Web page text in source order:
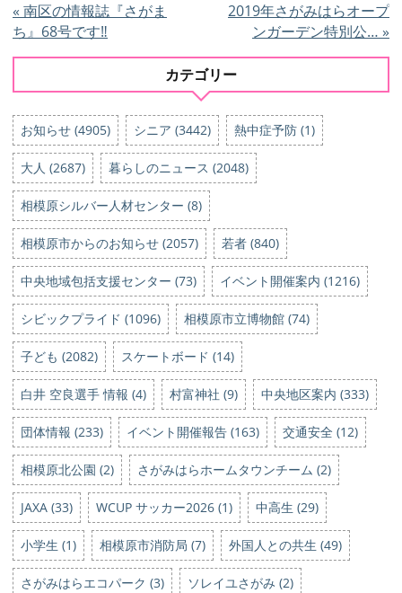
« 南区の情報誌『さがま
ち』68号です‼
2019年さがみはらオープ
ンガーデン特別公… »
カテゴリー
お知らせ (4905) シニア (3442) 熱中症予防 (1)
大人 (2687) 暮らしのニュース (2048)
相模原シルバー人材センター (8)
相模原市からのお知らせ (2057) 若者 (840)
中央地域包括支援センター (73) イベント開催案内 (1216)
シビックプライド (1096) 相模原市立博物館 (74)
子ども (2082) スケートボード (14)
白井 空良選手 情報 (4) 村富神社 (9) 中央地区案内 (333)
団体情報 (233) イベント開催報告 (163) 交通安全 (12)
相模原北公園 (2) さがみはらホームタウンチーム (2)
JAXA (33) WCUP サッカー2026 (1) 中高生 (29)
小学生 (1) 相模原市消防局 (7) 外国人との共生 (49)
さがみはらエコパーク (3) ソレイユさがみ (2)